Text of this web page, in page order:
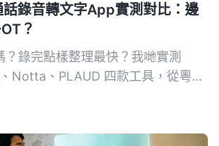
錄音轉文字App實測對比：邊
？
？錄完點樣整理最快？我哋實測
Notta、PLAUD 四款工具，從粵語